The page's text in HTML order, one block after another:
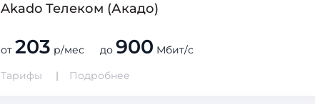
Akado Телеком (Акадо)
от 203 р/мес до 900 Мбит/с
Тарифы
Подробнее